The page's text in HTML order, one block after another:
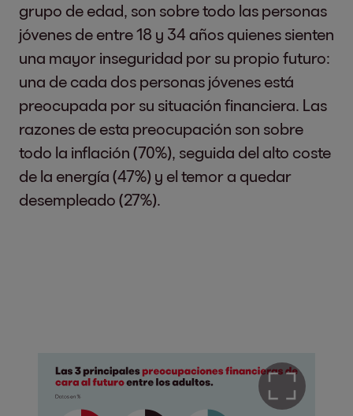
grupo de edad, son sobre todo las personas
jóvenes de entre 18 y 34 años quienes sienten
una mayor inseguridad por su propio futuro:
una de cada dos personas jóvenes está
preocupada por su situación financiera. Las
razones de esta preocupación son sobre
todo la inflación (70%), seguida del alto coste
de la energía (47%) y el temor a quedar
desempleado (27%).